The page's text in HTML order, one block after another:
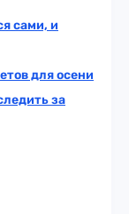
сами, и
для осени
за